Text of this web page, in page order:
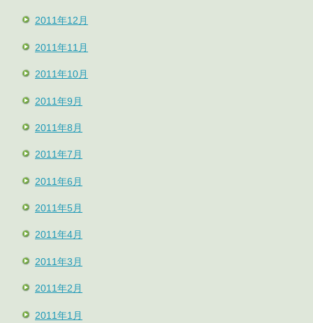
2011年12月
2011年11月
2011年10月
2011年9月
2011年8月
2011年7月
2011年6月
2011年5月
2011年4月
2011年3月
2011年2月
2011年1月